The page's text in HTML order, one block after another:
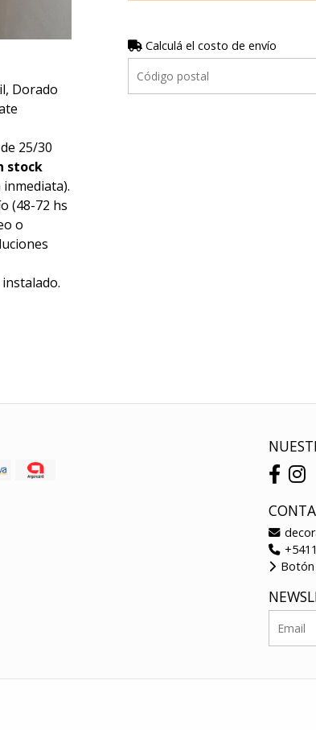
Dorado
25/30
stock
(48-72 hs
o
Calculá el costo de envío